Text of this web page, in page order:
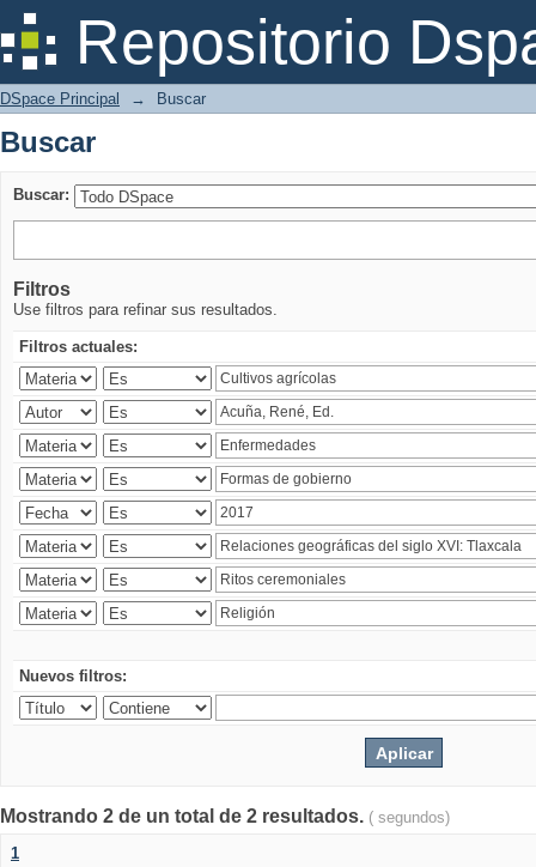
Repositorio
Buscar
DSpace Principal → Buscar
Buscar
Buscar:
Filtros
Use filtros para refinar sus resultados.
Filtros actuales:
Nuevos filtros:
Mostrando 2 de un total de 2 resultados. ( segundos)
1